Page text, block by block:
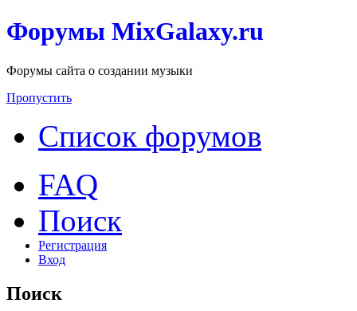
Форумы MixGalaxy.ru
Форумы сайта о создании музыки
Пропустить
Список форумов
FAQ
Поиск
Регистрация
Вход
Поиск